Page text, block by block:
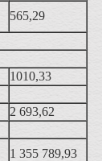
565,29
1010,33
2 693,62
1 355 789,93